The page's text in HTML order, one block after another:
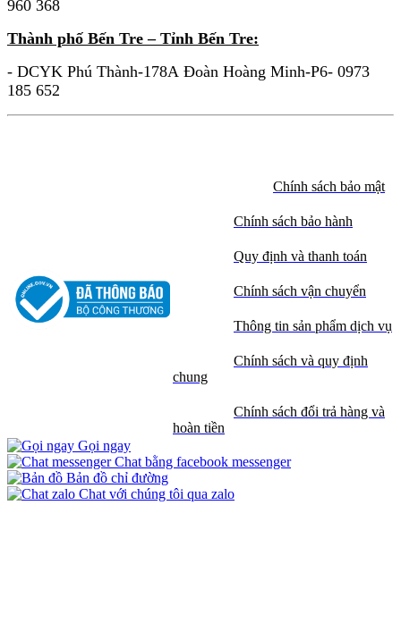
960 368
Thành phố Bến Tre – Tỉnh Bến Tre:
- DCYK Phú Thành-178A Đoàn Hoàng Minh-P6- 0973
185 652
Chính sách bảo mật
Chính sách bảo hành
Quy định và thanh toán
Chính sách vận chuyển
Thông tin sản phẩm dịch vụ
Chính sách và quy định
chung
Chính sách đổi trả hàng và
hoàn tiền
Gọi ngay
Chat bằng facebook messenger
Bản đồ chỉ đường
Chat với chúng tôi qua zalo